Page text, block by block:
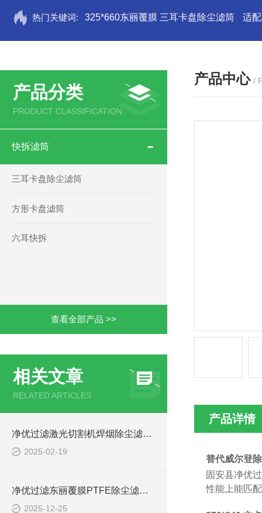
热门关键词: 325*660东丽覆膜 三耳卡盘除尘滤筒 适
产品分类
PRODUCT CLASSIFICATION
快拆滤筒
三耳卡盘除尘滤筒
方形卡盘滤筒
六耳快拆
查看全部产品 >>
相关文章
RELATED ARTICLES
净优过滤激光切割机焊烟除尘滤筒P190818简介
2025-02-19
净优过滤东丽覆膜PTFE除尘滤筒 规格齐全
2025-12-25
产品中心 /
产品详情
替代威尔登
固安县净优
性能上能匹